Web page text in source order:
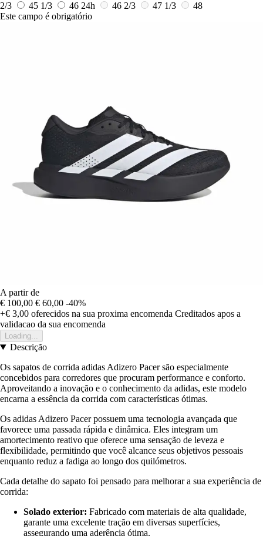
2/3
45 1/3 46 24h 46 2/3 47 1/3
48
Este campo é obrigatório
A partir de
€ 100,00 € 60,00 -40%
+€ 3,00 oferecidos na sua proxima encomenda Creditados apos a
validacao da sua encomenda
Loading...
Descrição
Os sapatos de corrida adidas Adizero Pacer são especialmente
concebidos para corredores que procuram performance e conforto.
Aproveitando a inovação e o conhecimento da adidas, este modelo
encarna a essência da corrida com características ótimas.
Os adidas Adizero Pacer possuem uma tecnologia avançada que
favorece uma passada rápida e dinâmica. Eles integram um
amortecimento reativo que oferece uma sensação de leveza e
flexibilidade, permitindo que você alcance seus objetivos pessoais
enquanto reduz a fadiga ao longo dos quilómetros.
Cada detalhe do sapato foi pensado para melhorar a sua experiência de
corrida:
Solado exterior: Fabricado com materiais de alta qualidade,
garante uma excelente tração em diversas superfícies,
assegurando uma aderência ótima.